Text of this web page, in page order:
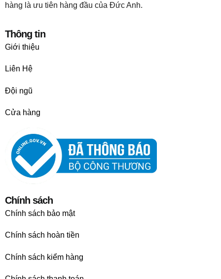
hàng là ưu tiên hàng đầu của Đức Anh.
Thông tin
Giới thiệu
Liên Hệ
Đội ngũ
Cửa hàng
Chính sách
Chính sách bảo mật
Chính sách hoàn tiền
Chính sách kiểm hàng